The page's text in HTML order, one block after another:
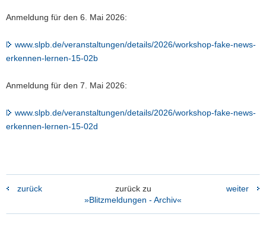
Anmeldung für den 6. Mai 2026:
www.slpb.de/veranstaltungen/details/2026/workshop-fake-news-
erkennen-lernen-15-02b
Anmeldung für den 7. Mai 2026:
www.slpb.de/veranstaltungen/details/2026/workshop-fake-news-
erkennen-lernen-15-02d
zurück
zurück zu
»Blitzmeldungen - Archiv«
weiter